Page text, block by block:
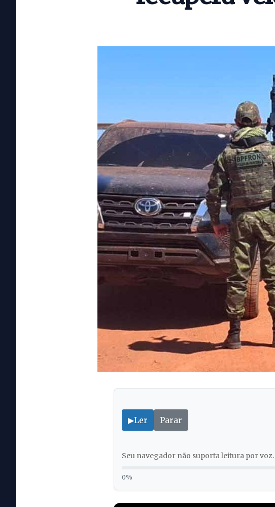
▶Ler Parar
Seu navegador não suporta leitura por
0%